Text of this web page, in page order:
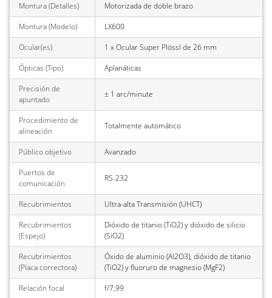
Montura (Detalles)
Motorizada de doble brazo
Montura (Modelo)
LX600
Ocular(es)
1 x Ocular Super Plössl de 26 mm
Ópticas (Tipo)
Aplanáticas
Precisión de
apuntado
± 1 arc/minute
Procedimiento de
alineación
Totalmente automático
Público objetivo
Avanzado
Puertos de
comunicación
RS-232
Recubrimientos
Ultra-alta Transmisión (UHCT)
Recubrimientos
(Espejo)
Dióxido de titanio (TiO2) y dióxido de silicio
(SiO2)
Recubrimientos
(Placa correctora)
Óxido de aluminio (Al2O3), dióxido de titanio
(TiO2) y fluoruro de magnesio (MgF2)
Relación focal
f/7,99